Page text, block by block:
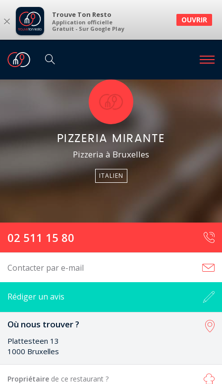
× Trouve Ton Resto
Application officielle
Gratuit - Sur Google Play
OUVRIR
PIZZERIA MIRANTE
Pizzeria à Bruxelles
ITALIEN
02 511 15 80
Contacter par e-mail
Rédiger un avis
Où nous trouver ?
Plattesteen 13
1000 Bruxelles
Propriétaire de ce restaurant ?